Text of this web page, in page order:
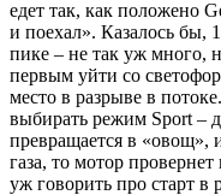
едет так, как положено
и поехал». Казалось бы,
пике – не так уж много,
первым уйти со
место в разрыве в
выбирать режим Sport –
превращается в «овощ»,
газа, то мотор
уж говорить про старт в